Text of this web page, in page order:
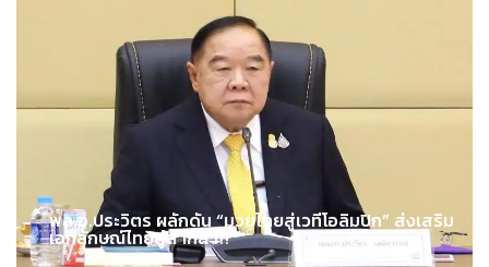
พล.อ.ประวิตร ผลักดัน “มวยไทยสู่เวทีโอลิมปิก” ส่งเสริม
เอกลักษณ์ไทยสู่สากล !!!